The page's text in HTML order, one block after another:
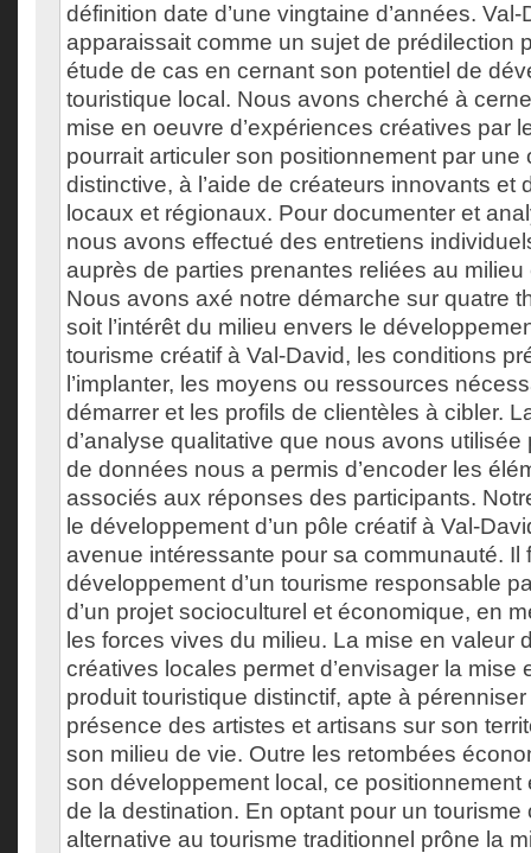
définition date d’une vingtaine d’années.
apparaissait comme un sujet de prédilection
étude de cas en cernant son potentiel de
touristique local. Nous avons cherché à
mise en oeuvre d’expériences créatives par
pourrait articuler son positionnement par une
distinctive, à l’aide de créateurs innovants et
locaux et régionaux. Pour documenter et
nous avons effectué des entretiens
auprès de parties prenantes reliées au
Nous avons axé notre démarche sur quatre
soit l’intérêt du milieu envers le
tourisme créatif à Val-David, les conditions
l’implanter, les moyens ou ressources
démarrer et les profils de clientèles à cibler.
d’analyse qualitative que nous avons
de données nous a permis d’encoder les
associés aux réponses des participants.
le développement d’un pôle créatif à Val-
avenue intéressante pour sa communauté. Il
développement d’un tourisme responsable
d’un projet socioculturel et économique, en
les forces vives du milieu. La mise en valeur
créatives locales permet d’envisager la mise
produit touristique distinctif, apte à pérenniser
présence des artistes et artisans sur son
son milieu de vie. Outre les retombées
son développement local, ce positionnement
de la destination. En optant pour un tourisme
alternative au tourisme traditionnel prône la